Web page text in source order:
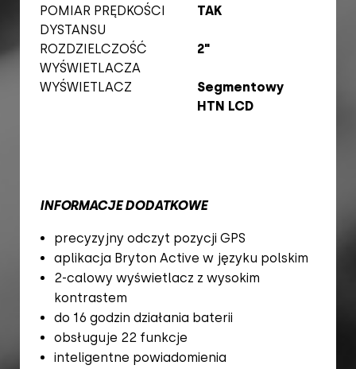
POMIAR PRĘDKOŚCI
DYSTANSU
TAK
ROZDZIELCZOŚĆ
WYŚWIETLACZA
2"
WYŚWIETLACZ
Segmentowy
HTN LCD
INFORMACJE DODATKOWE
precyzyjny odczyt pozycji GPS
aplikacja Bryton Active w języku polskim
2-calowy wyświetlacz z wysokim
kontrastem
do 16 godzin działania baterii
obsługuje 22 funkcje
inteligentne powiadomienia